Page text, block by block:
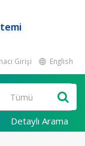
Girişi English
Detaylı Arama